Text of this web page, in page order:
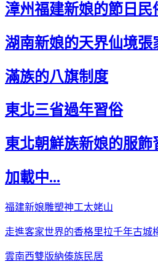
漳州福建新娘的節日民
湖南新娘的天界仙境張
滿族的八旗制度
東北三省過年習俗
東北朝鮮族新娘的服飾
加載中...
福建新娘雕塑神工太姥山
走進客家世界的香格里拉千年古城
雲南西雙版納傣族民居